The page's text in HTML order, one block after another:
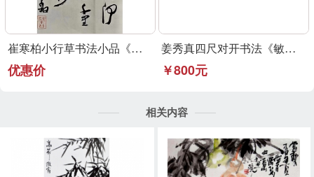
崔寒柏小行草书法小品《登鹳雀楼》可定制
优惠价
姜秀真四尺对开书法《敏事慎言》行草书法作品
￥800元
相关内容